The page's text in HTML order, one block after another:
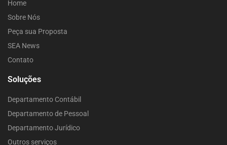
Home
Sobre Nós
Peça sua Proposta
SEA News
Contato
Soluções
Departamento Contábil
Departamento de Pessoal
Departamento Jurídico
Outros serviços